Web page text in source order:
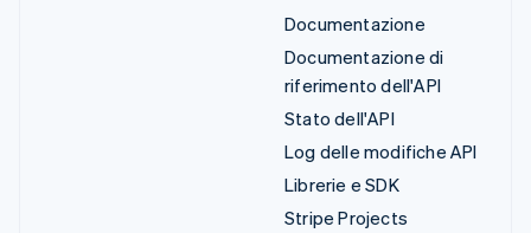
Documentazione
Documentazione di
riferimento dell'API
Stato dell'API
Log delle modifiche API
Librerie e SDK
Stripe Projects